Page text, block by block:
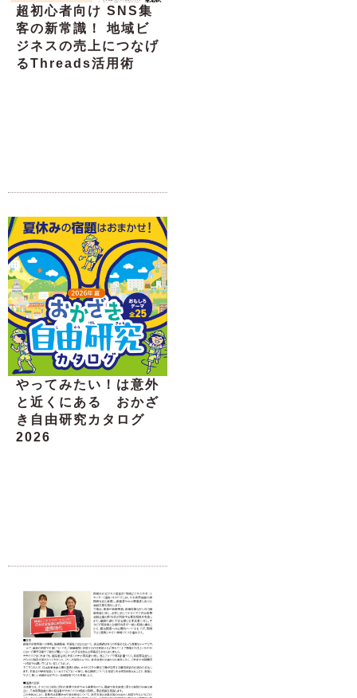
超初心者向け SNS集
客の新常識！ 地域ビ
ジネスの売上につなげ
るThreads活用術
やってみたい！は意外
と近くにある おかざ
き自由研究カタログ
2026